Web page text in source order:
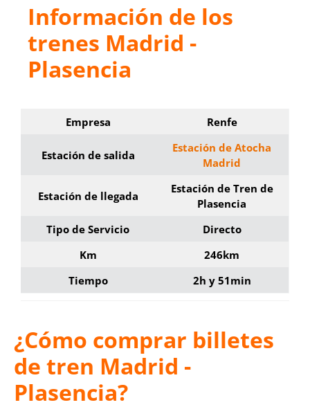
Información de los
trenes Madrid -
Plasencia
Empresa Renfe
Estación de salida
Estación de Atocha
Madrid
Estación de llegada
Estación de Tren de
Plasencia
Tipo de Servicio
Directo
Km
246km
Tiempo
2h y 51min
¿Cómo comprar billetes
de tren Madrid -
Plasencia?